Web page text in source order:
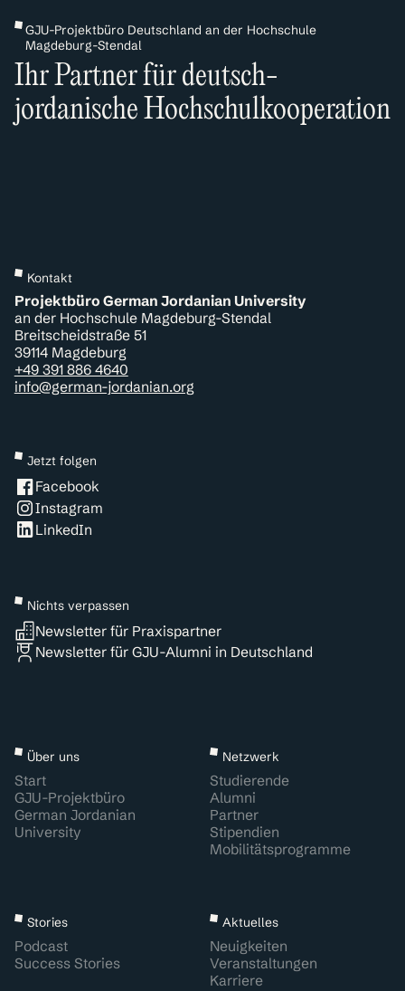
GJU-Projektbüro Deutschland an der Hochschule
Magdeburg-Stendal
Ihr Partner für deutsch-
jordanische Hochschulkooperation
Kontakt
Projektbüro German Jordanian University
an der Hochschule Magdeburg-Stendal
Breitscheidstraße 51
39114 Magdeburg
+49 391 886 4640
info@german-jordanian.org
Jetzt folgen
Facebook
Instagram
LinkedIn
Nichts verpassen
Newsletter für Praxispartner
Newsletter für GJU-Alumni in Deutschland
Über uns
Start
GJU-Projektbüro
German Jordanian
University
Netzwerk
Studierende
Alumni
Partner
Stipendien
Mobilitätsprogramme
Stories
Podcast
Success Stories
Aktuelles
Neuigkeiten
Veranstaltungen
Karriere